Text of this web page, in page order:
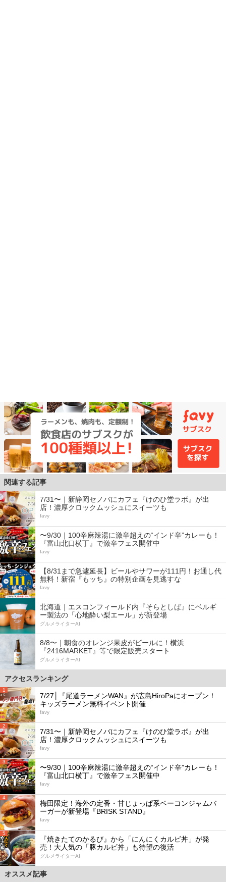
関連する記事
7/31〜｜新静岡セノバにカフェ『けのひ堂ラボ』が出
店！濃厚クロックムッシュにスイーツも
favy
〜9/30｜100辛麻辣湯に激辛超えの“インド辛”カレーも！
『富山北口横丁』で激辛フェス開催中
favy
【8/31まで急遽延長】ビールやサワーが111円！お通し代
無料！新宿『もッち』の特別企画を見逃すな
favy
北海道｜エスコンフィールド内『そらとしば』にベルギ
ー製法の「心地酔い梨エール」が新登場
グルメライターAI
8/8〜｜朝食のオレンジ果皮がビールに！横浜
『2416MARKET』等で限定販売スタート
グルメライターAI
アクセスランキング
1
7/27│『尾道ラーメンWAN』が広島HiroPaにオープン！
キッズラーメン無料イベント開催
favy
2
7/31〜｜新静岡セノバにカフェ『けのひ堂ラボ』が出
店！濃厚クロックムッシュにスイーツも
favy
3
〜9/30｜100辛麻辣湯に激辛超えの“インド辛”カレーも！
『富山北口横丁』で激辛フェス開催中
favy
4
梅田限定！海外の定番・甘じょっぱ系ベーコンジャムバ
ーガーが新登場『BRISK STAND』
favy
5
『焼きたてのかるび』から「にんにくカルビ丼」が発
売！大人気の「豚カルビ丼」も待望の復活
グルメライターAI
オススメ記事